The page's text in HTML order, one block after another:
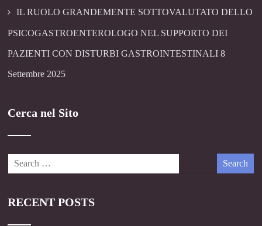
IL RUOLO GRANDEMENTE SOTTOVALUTATO DELLO
PSICOGASTROENTEROLOGO NEL SUPPORTO DEI
PAZIENTI CON DISTURBI GASTROINTESTINALI 8
Settembre 2025
Cerca nel Sito
RECENT POSTS